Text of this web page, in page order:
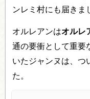
ンレミ村にも届きま
オルレアンはオルレ
通の要衝として重要
いたジャンヌは、つ
た。